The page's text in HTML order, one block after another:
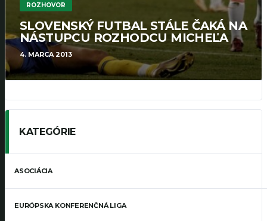
ROZHOVOR
SLOVENSKÝ FUTBAL STÁLE ČAKÁ NA
NÁSTUPCU ROZHODCU MICHEĽA
4. MARCA 2013
KATEGÓRIE
ASOCIÁCIA
EURÓPSKA KONFERENČNÁ LIGA